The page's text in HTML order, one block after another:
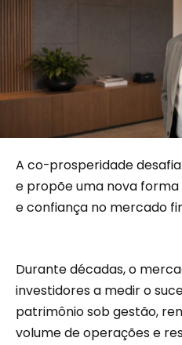
A co-prosperidade
e propõe uma nova
e confiança no mercado
Durante décadas, o
investidores a medir o
patrimônio sob gestão,
volume de operações e